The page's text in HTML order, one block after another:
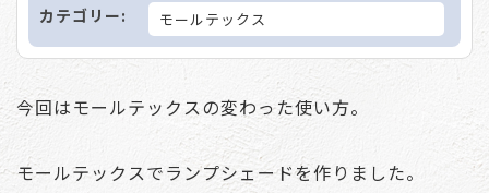
カテゴリー: モールテックス
今回はモールテックスの変わった使い方。
モールテックスでランプシェードを作りました。